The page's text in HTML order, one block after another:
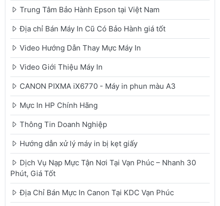
Trung Tâm Bảo Hành Epson tại Việt Nam
Địa chỉ Bán Máy In Cũ Có Bảo Hành giá tốt
Video Hướng Dẫn Thay Mực Máy In
Video Giới Thiệu Máy In
CANON PIXMA iX6770 - Máy in phun màu A3
Mực In HP Chính Hãng
Thông Tin Doanh Nghiệp
Hướng dẫn xử lý máy in bị kẹt giấy
Dịch Vụ Nạp Mực Tận Nơi Tại Vạn Phúc – Nhanh 30
Phút, Giá Tốt
Địa Chỉ Bán Mực In Canon Tại KDC Vạn Phúc